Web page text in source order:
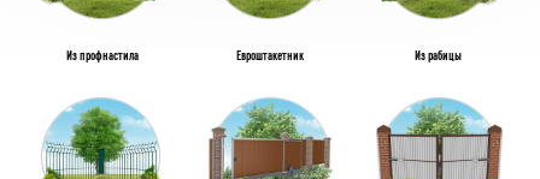
Из профнастила Евроштакетник Из рабицы